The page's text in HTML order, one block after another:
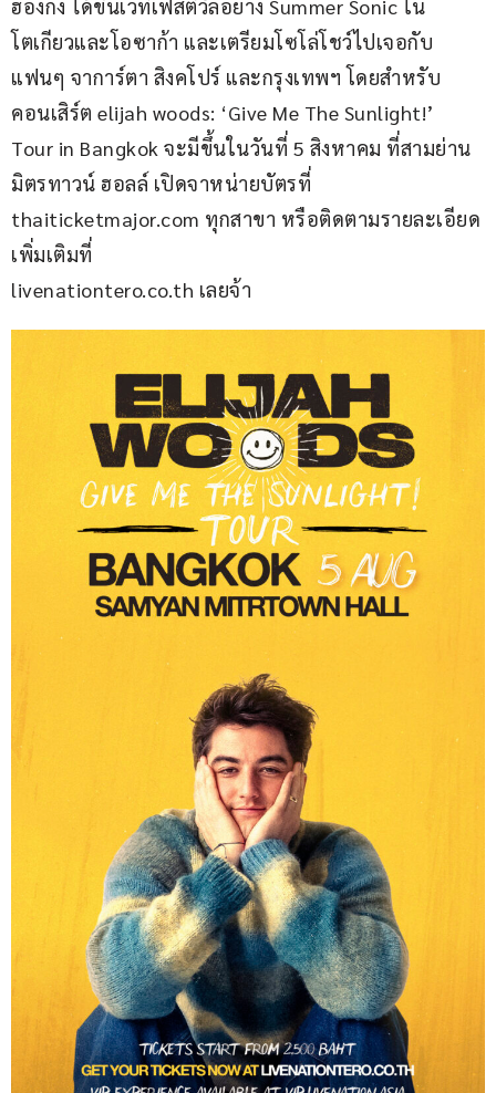
ฮ่องกง ได้ขึ้นเวทีเฟสติวัลอย่าง Summer Sonic ใน
โตเกียวและโอซาก้า และเตรียมโซโล่โชว์ไปเจอกับ
แฟนๆ จาการ์ตา สิงคโปร์ และกรุงเทพฯ โดยสำหรับ
คอนเสิร์ต elijah woods: ‘Give Me The Sunlight!’
Tour in Bangkok จะมีขึ้นในวันที่ 5 สิงหาคม ที่สามย่าน
มิตรทาวน์ ฮอลล์ เปิดจาหน่ายบัตรที่
thaiticketmajor.com ทุกสาขา หรือติดตามรายละเอียด
เพิ่มเติมที่
livenationtero.co.th เลยจ้า